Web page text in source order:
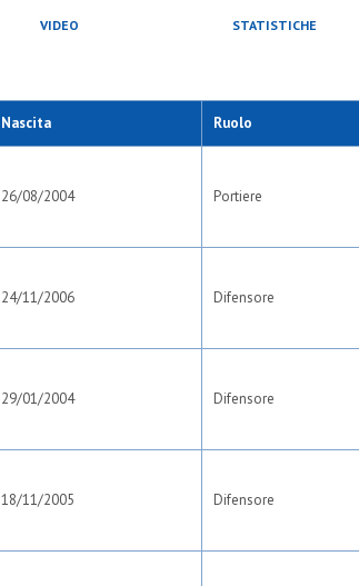
VIDEO STATISTICHE
Nascita Ruolo
26/08/2004 Portiere
24/11/2006 Difensore
29/01/2004 Difensore
18/11/2005 Difensore